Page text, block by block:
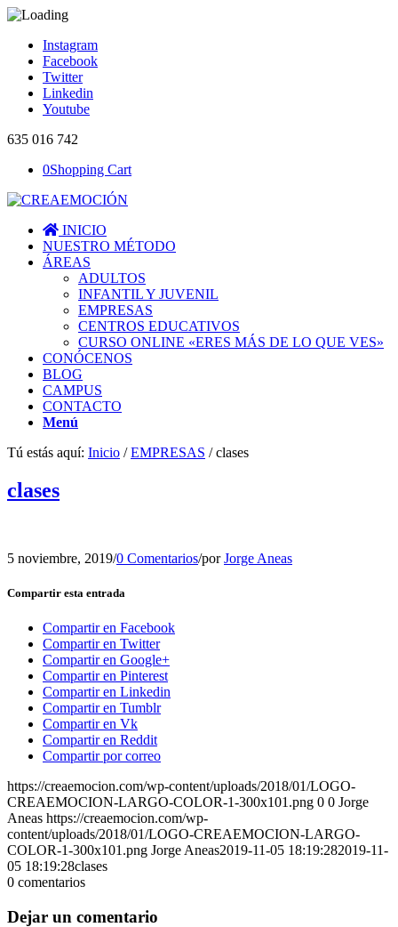
Instagram
Facebook
Twitter
Linkedin
Youtube
635 016 742
0Shopping Cart
INICIO
NUESTRO MÉTODO
ÁREAS
ADULTOS
INFANTIL Y JUVENIL
EMPRESAS
CENTROS EDUCATIVOS
CURSO ONLINE «ERES MÁS DE LO QUE VES»
CONÓCENOS
BLOG
CAMPUS
CONTACTO
Menú
Tú estás aquí: Inicio / EMPRESAS / clases
clases
5 noviembre, 2019/0 Comentarios/porJorge Aneas
Compartir esta entrada
Compartir en Facebook
Compartir en Twitter
Compartir en Google+
Compartir en Pinterest
Compartir en Linkedin
Compartir en Tumblr
Compartir en Vk
Compartir en Reddit
Compartir por correo
https://creaemocion.com/wp-content/uploads/2018/01/LOGO-
CREAEMOCION-LARGO-COLOR-1-300x101.png 0 0 Jorge
Aneas https://creaemocion.com/wp-
content/uploads/2018/01/LOGO-CREAEMOCION-LARGO-
COLOR-1-300x101.png Jorge Aneas2019-11-05 18:19:282019-11-
05 18:19:28clases
0 comentarios
Dejar un comentario